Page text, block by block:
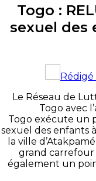
Togo :
sexuel des
Rédigé
Le Réseau de
Togo avec
Togo exécute un
sexuel des enfants à
la ville d’Atakpamé
grand carrefour
également un